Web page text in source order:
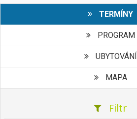
TERMÍNY
PROGRAM
UBYTOVÁNÍ
MAPA
Filtr